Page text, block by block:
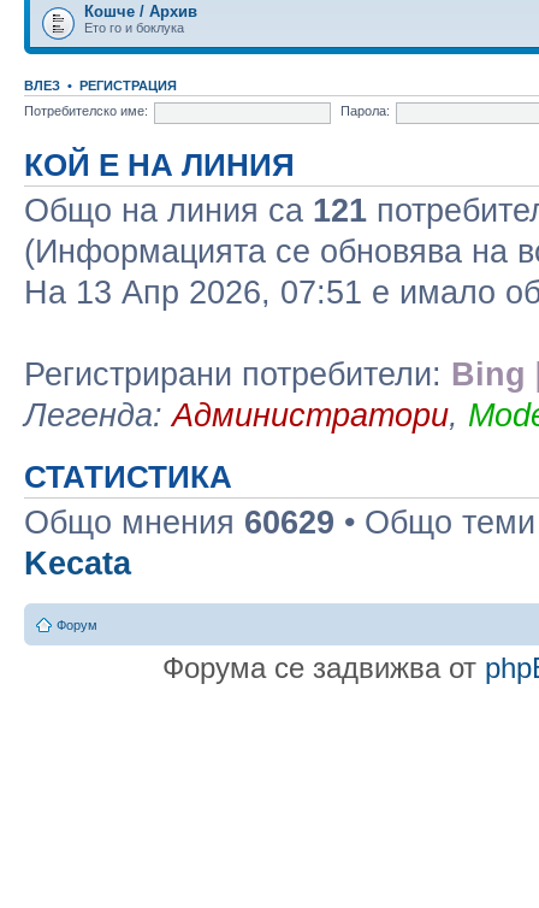
Кошче / Архив
Ето го и боклука
ВЛЕЗ • РЕГИСТРАЦИЯ
Потребителско име:
Парола:
КОЙ Е НА ЛИНИЯ
Общо на линия са 121
(Информацията се обновява на
На 13 Апр 2026, 07:51 е имало
Регистрирани потребители: Bing
Легенда:Администратори,
СТАТИСТИКА
Общо мнения 60629 • Общо
Kecata
Форум
Форума се задвижва от